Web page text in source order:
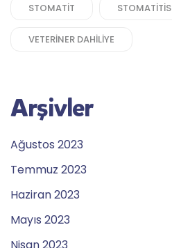
STOMATIT STOMATITIS
VETERINER DAHILIYE
Arşivler
Ağustos 2023
Temmuz 2023
Haziran 2023
Mayıs 2023
Nisan 2023